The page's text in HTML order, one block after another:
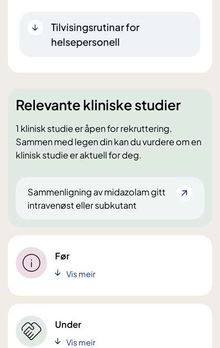
Tilvisingsrutinar for
helsepersonell
Relevante kliniske studier
1 klinisk studie er åpen for rekruttering.
Sammen med legen din kan du vurdere om en
klinisk studie er aktuell for deg.
Sammenligning av midazolam gitt
intravenøst eller subkutant
Før
Vis meir
Under
Vis meir